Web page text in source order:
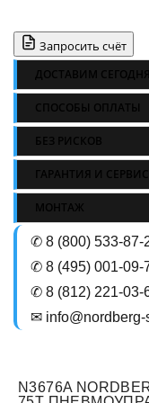
Запросить счёт
ДОСТАВИМ СЕГОДНЯ
СПОСОБЫ ОПЛАТЫ
БЕЗ РИСКОВ
ГАРАНТИЯ И СЕРВИС
МОНТАЖ
✆ 8 (800) 533-87-
✆ 8 (495) 001-09-
✆ 8 (812) 221-03-
✉ info@nordberg-
N3676A